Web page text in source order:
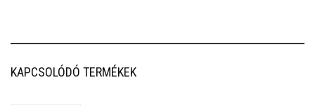
KAPCSOLÓDÓ TERMÉKEK